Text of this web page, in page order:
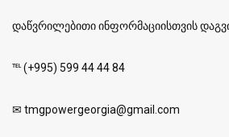
დაწვრილებითი ინფორმაციისთვის
℡ (+995) 599 44 44 84
✉ tmgpowergeorgia@gmail.com